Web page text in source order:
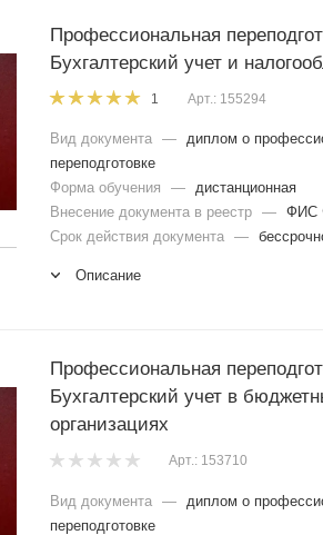
Профессиональная
Бухгалтерский учет и
1 Арт.: 155294
Вид документа — диплом о
переподготовке
Форма обучения
— дистанционная
Внесение документа в реестр — ФИС
Срок действия документа —
Описание
Профессиональная
Бухгалтерский учет в
организациях
Арт.: 153710
Вид документа —
диплом о
переподготовке